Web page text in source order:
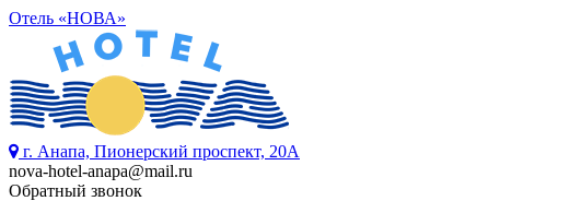
Отель «НОВА»
г. Анапа, Пионерский проспект, 20А
nova-hotel-anapa@mail.ru
Обратный звонок